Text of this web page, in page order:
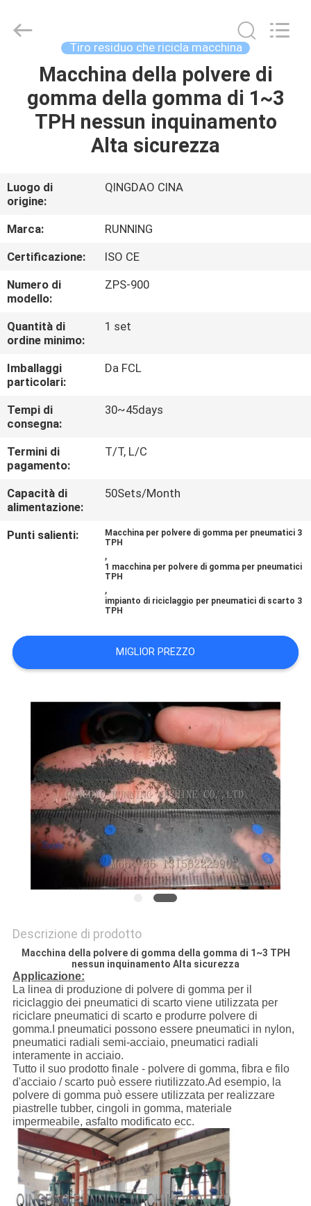
CASA
PRODOTTI
NOI
GIRO
DELLA
FABBRICA
CONTROLLO
DI
QUALITÀ
CONTATTICI
NOTIZIE
CASI
PRIVACY
POLICY
Running
Machine
Tiro residuo che ricicla macchina
Macchina della polvere di
gomma della gomma di 1~3
TPH nessun inquinamento
Alta sicurezza
Luogo di
origine:
QINGDAO CINA
Marca:
RUNNING
Certificazione:
ISO CE
Numero di
modello:
ZPS-900
Quantità di
ordine minimo:
1 set
Imballaggi
particolari:
Da FCL
Tempi di
consegna:
30~45days
Termini di
pagamento:
T/T, L/C
Capacità di
alimentazione:
50Sets/Month
Punti salienti:
Macchina per polvere di gomma per pneumatici 3
TPH
,
1 macchina per polvere di gomma per pneumatici
TPH
,
impianto di riciclaggio per pneumatici di scarto 3
TPH
MIGLIOR PREZZO
Descrizione di prodotto
Macchina della polvere di gomma della gomma di 1~3 TPH
nessun inquinamento Alta sicurezza
Applicazione:
La linea di produzione di polvere di gomma per il
riciclaggio dei pneumatici di scarto viene utilizzata per
riciclare pneumatici di scarto e produrre polvere di
gomma.I pneumatici possono essere pneumatici in nylon,
pneumatici radiali semi-acciaio, pneumatici radiali
interamente in acciaio.
Tutto il suo prodotto finale - polvere di gomma, fibra e filo
d'acciaio / scarto può essere riutilizzato.Ad esempio, la
polvere di gomma può essere utilizzata per realizzare
piastrelle tubber, cingoli in gomma, materiale
impermeabile, asfalto modificato ecc.